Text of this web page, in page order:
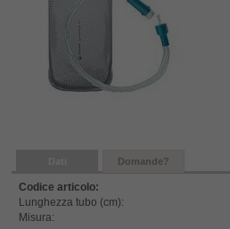
Domande?
Codice articolo:
Lunghezza tubo (cm):
Misura: